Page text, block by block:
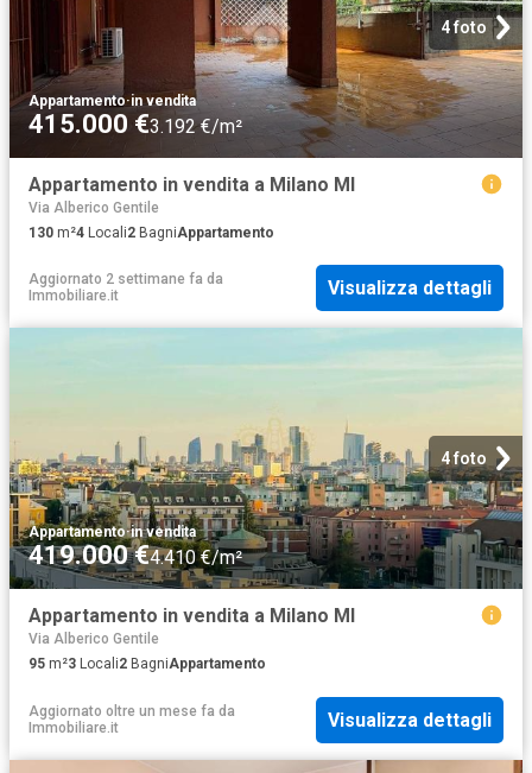
4 foto
Appartamento·in vendita
415.000 €3.192 €/m²
Appartamento in vendita a Milano MI
Via Alberico Gentile
130 m²4 Locali2 BagniAppartamento
Aggiornato 2 settimane fa da
Immobiliare.it
Visualizza dettagli
4 foto
Appartamento·in vendita
419.000 €4.410 €/m²
Appartamento in vendita a Milano MI
Via Alberico Gentile
95 m²3 Locali2 BagniAppartamento
Aggiornato oltre un mese fa da
Immobiliare.it
Visualizza dettagli